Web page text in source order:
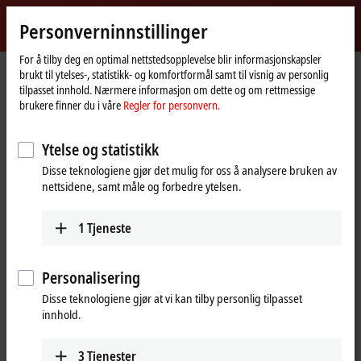
Beckhoff
-
New
Automation
Technology
HjemmesideProdukter I/O Bus Terminals
BCxxxx, BXxxxx | Controller
BC9191 | Building automation
room controller
Personverninnstillinger
For å tilby deg en optimal nettstedsopplevelse blir informasjonskapsler
brukt til ytelses-, statistikk- og komfortformål samt til visnig av personlig
tilpasset innhold. Nærmere informasjon om dette og om rettmessige
brukere finner du i våre Regler for personvern.
Ytelse og statistikk
Disse teknologiene gjør det mulig for oss å analysere bruken av
nettsidene, samt måle og forbedre ytelsen.
1 Tjeneste
Personalisering
Disse teknologiene gjør at vi kan tilby personlig tilpasset
innhold.
3Tjenester